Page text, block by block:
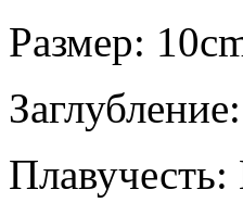
Размер:
Заглубление:
Плавучесть: